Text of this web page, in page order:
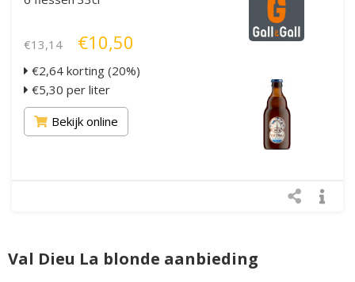
€13,14 €10,50
€2,64 korting (20%)
€5,30 per liter
Bekijk online
Val Dieu La blonde aanbieding